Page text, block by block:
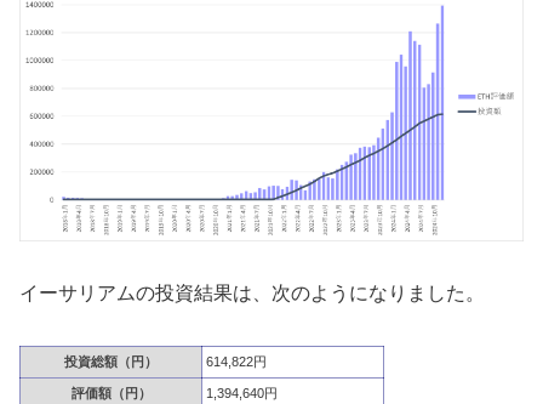
イーサリアムの投資結果は、次のようになりました。
投資総額（円） 614,822円
評価額（円） 1,394,640円